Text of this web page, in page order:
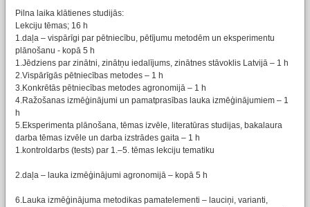
Pilna laika klātienes studijās:
Lekciju tēmas; 16 h
1.daļa – vispārīgi par pētniecību, pētījumu metodēm un eksperimentu
plānošanu - kopā 5 h
1.Jēdziens par zinātni, zinātņu iedalījums, zinātnes stāvoklis Latvijā – 1 h
2.Vispārīgās pētniecības metodes – 1 h
3.Konkrētās pētniecības metodes agronomijā – 1 h
4.Ražošanas izmēģinājumi un pamatprasības lauka izmēģinājumiem – 1
h
5.Eksperimenta plānošana, tēmas izvēle, literatūras studijas, bakalaura
darba tēmas izvēle un darba izstrādes gaita – 1 h
1.kontroldarbs (tests) par 1.–5. tēmas lekciju tematiku
2.daļa – lauka izmēģinājumi agronomijā – kopā 5 h
6.Lauka izmēģinājuma metodikas pamatelementi – lauciņi, varianti,